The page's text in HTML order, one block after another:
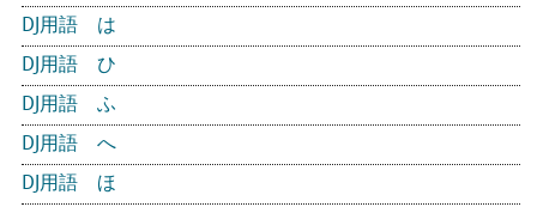
DJ用語 は
DJ用語 ひ
DJ用語 ふ
DJ用語 へ
DJ用語 ほ